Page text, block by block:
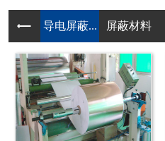
导电屏蔽... 屏蔽材料